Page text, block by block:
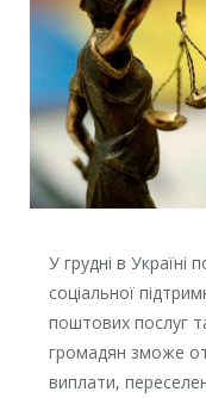
У грудні в Україні
соціальної
поштових послуг
громадян зможе
виплати,